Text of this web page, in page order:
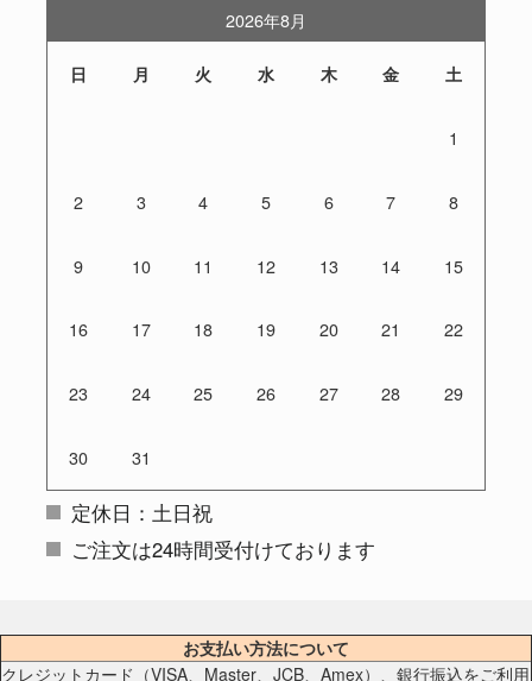
2026年8月
日 月 火 水 木 金 土
1
2 3 4 5 6 7 8
9 10 11 12 13 14 15
16 17 18 19 20 21 22
23 24 25 26 27 28 29
30 31
定休日：土日祝
ご注文は24時間受付けております
お支払い方法について
クレジットカード（VISA、Master、JCB、Amex）、銀行振込をご利用